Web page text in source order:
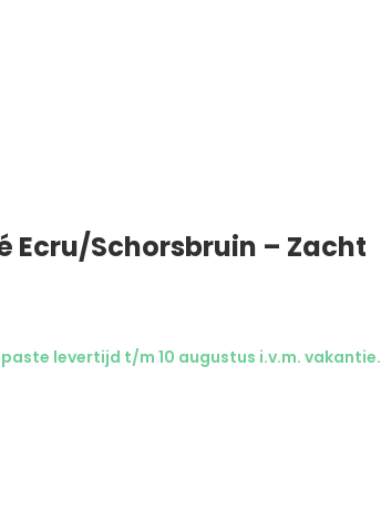
Ecru/Schorsbruin – Zacht
levertijd t/m 10 augustus i.v.m. vakantie.